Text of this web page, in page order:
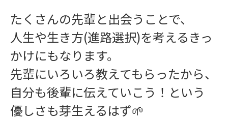
学習指導
たくさんの先輩と出会うことで、
人生や生き方(進路選択)を考えるきっ
かけにもなります。
先輩にいろいろ教えてもらったから、
自分も後輩に伝えていこう！という
優しさも芽生えるはず🌱